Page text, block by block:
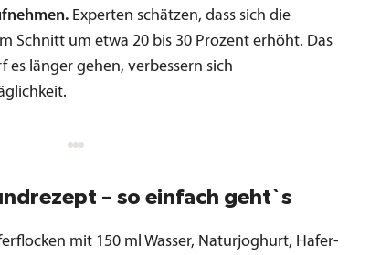
Experten schätzen, dass sich die
Schnitt um etwa 20 bis 30 Prozent erhöht. Das
länger gehen, verbessern sich
– so einfach geht`s
mit 150 ml Wasser, Naturjoghurt, Hafer-